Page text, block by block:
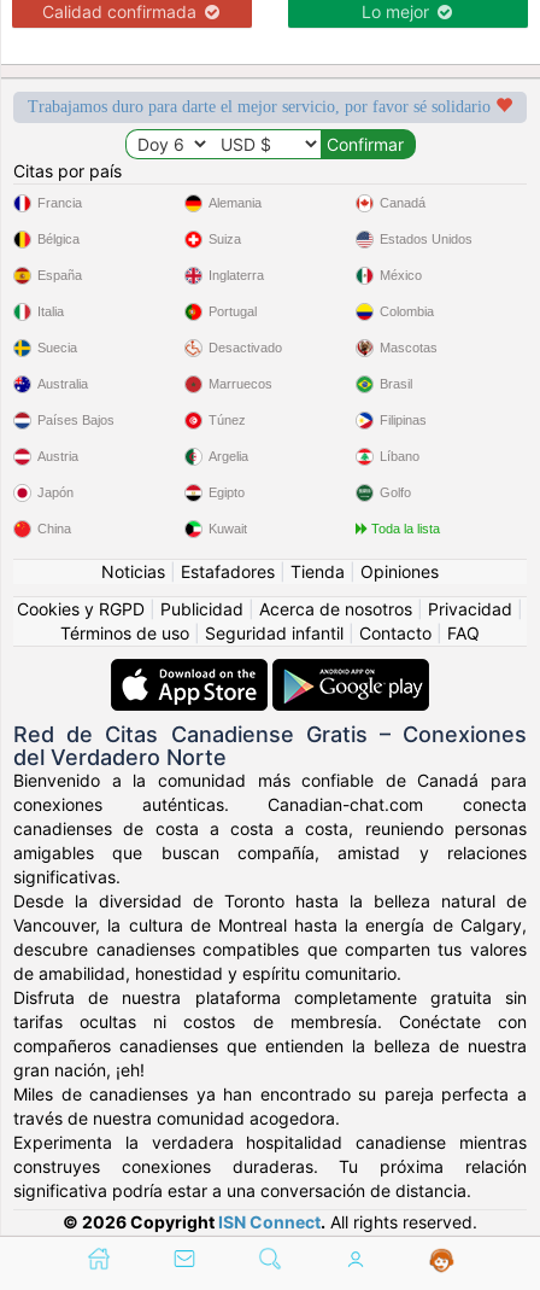
Calidad confirmada Lo mejor
Trabajamos duro para darte el mejor servicio, por favor sé solidario
Citas por país
Francia
Bélgica
España
Italia
Suecia
Alemania
Suiza
Inglaterra
Portugal
Desactivado
Canadá
Estados Unidos
México
Colombia
Mascotas
Australia
Países Bajos
Austria
Japón
China
Marruecos
Túnez
Argelia
Egipto
Kuwait
Brasil
Filipinas
Líbano
Golfo
Toda la lista
Noticias Estafadores Tienda
Opiniones
Cookies y RGPD
Publicidad Acerca de nosotros Privacidad
Términos de uso
Seguridad infantil Contacto FAQ
Red de Citas Canadiense Gratis – Conexiones
del Verdadero Norte
Bienvenido a la comunidad más confiable de Canadá para
conexiones auténticas. Canadian-chat.com conecta
canadienses de costa a costa a costa, reuniendo personas
amigables que buscan compañía, amistad y relaciones
significativas.
Desde la diversidad de Toronto hasta la belleza natural de
Vancouver, la cultura de Montreal hasta la energía de Calgary,
descubre canadienses compatibles que comparten tus valores
de amabilidad, honestidad y espíritu comunitario.
Disfruta de nuestra plataforma completamente gratuita sin
tarifas ocultas ni costos de membresía. Conéctate con
compañeros canadienses que entienden la belleza de nuestra
gran nación, ¡eh!
Miles de canadienses ya han encontrado su pareja perfecta a
través de nuestra comunidad acogedora.
Experimenta la verdadera hospitalidad canadiense mientras
construyes conexiones duraderas. Tu próxima relación
significativa podría estar a una conversación de distancia.
© 2026 Copyright ISN Connect. All rights reserved.